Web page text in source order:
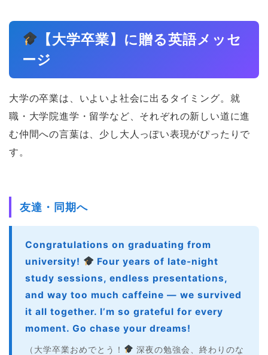
【大学卒業】に贈る英語メッセ
ージ
大学の卒業は、いよいよ社会に出るタイミング。就
職・大学院進学・留学など、それぞれの新しい道に進
む仲間への言葉は、少し大人っぽい表現がぴったりで
す。
友達・同期へ
Congratulations on graduating from
university!
Four years of late-night
study sessions, endless presentations,
and way too much caffeine — we survived
it all together. I’m so grateful for every
moment. Go chase your dreams!
（大学卒業おめでとう！
深夜の勉強会、終わりのな